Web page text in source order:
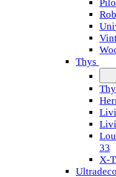
Thys
33
X-